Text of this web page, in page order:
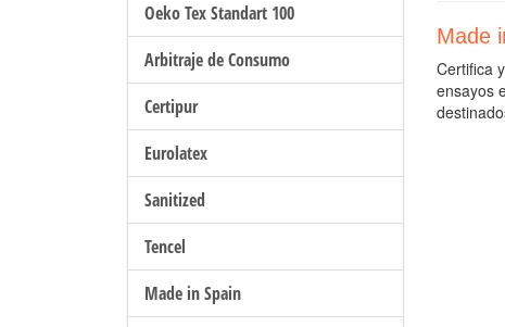
Oeko Tex Standart 100
Arbitraje de Consumo
Certipur
Eurolatex
Sanitized
Tencel
Made in Spain
Made
Certifica
ensayos